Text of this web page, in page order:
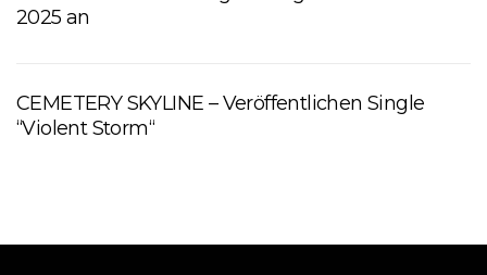
2025 an
CEMETERY SKYLINE – Veröffentlichen Single
“Violent Storm“